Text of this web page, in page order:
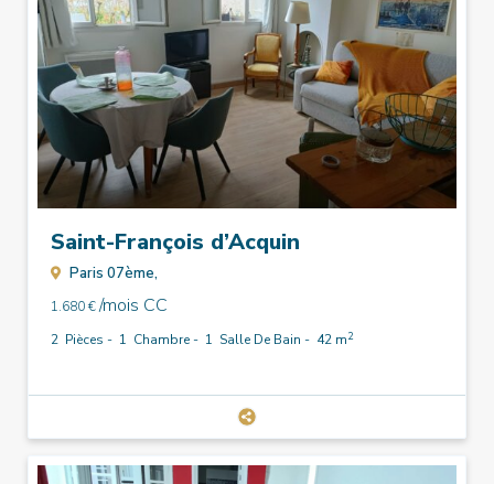
Saint-François d’Acquin
Paris 07ème,
1.680 €/mois CC
2 Pièces - 1 Chambre - 1 Salle De Bain - 42 m2